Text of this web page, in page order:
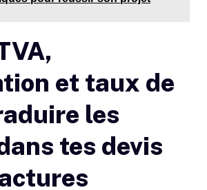
et taux de
les
tes devis